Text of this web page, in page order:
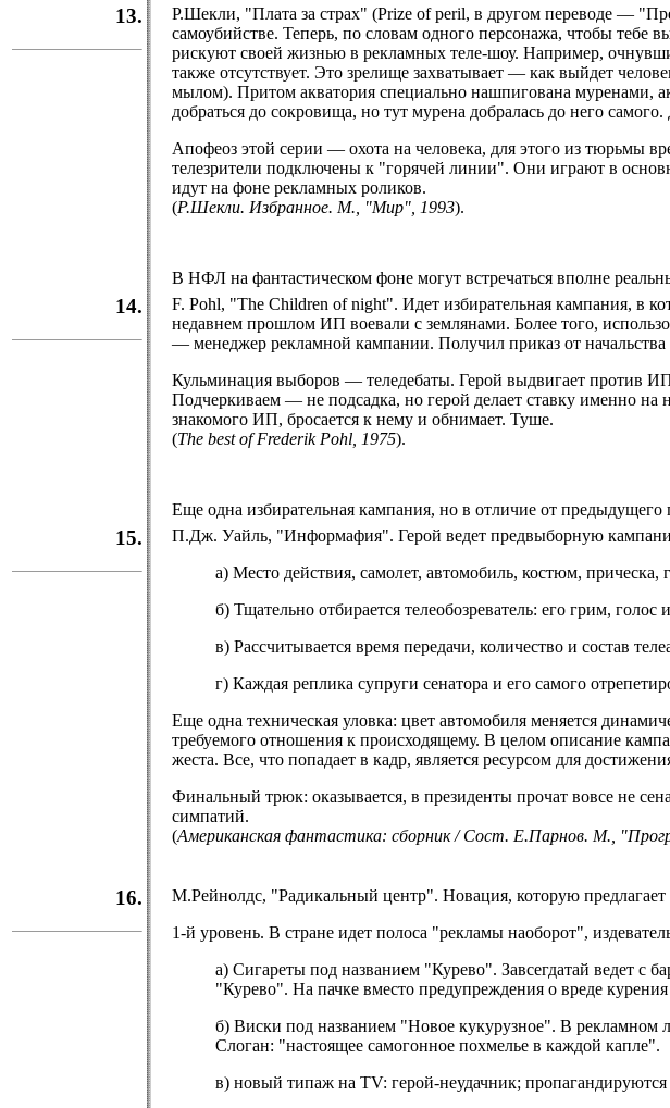
13.
Р.Шекли, "Плата за страх" (Prize of peril, в другом переводе —
самоубийстве. Теперь, по словам одного персонажа, чтобы тебе
рискуют своей жизнью в рекламных теле-шоу. Например,
также отсутствует. Это зрелище захватывает — как выйдет
мылом). Притом акватория специально нашпигована муренами,
добраться до сокровища, но тут мурена добралась до него
Апофеоз этой серии — охота на человека, для этого из тюрьмы
телезрители подключены к "горячей линии". Они играют в
идут на фоне рекламных роликов.
(Р.Шекли. Избранное. М., "Мир", 1993).
В НФЛ на фантастическом фоне могут встречаться вполне
14.
F. Pohl, "The Children of night". Идет избирательная кампания, в
недавнем прошлом ИП воевали с землянами. Более того,
— менеджер рекламной кампании. Получил приказ от
Кульминация выборов — теледебаты. Герой выдвигает против
Подчеркиваем — не подсадка, но герой делает ставку именно на
знакомого ИП, бросается к нему и обнимает. Туше.
(The best of Frederik Pohl, 1975).
Еще одна избирательная кампания, но в отличие от
15.
П.Дж. Уайль, "Информафия". Герой ведет предвыборную
а) Место действия, самолет, автомобиль, костюм,
б) Тщательно отбирается телеобозреватель: его грим,
в) Рассчитывается время передачи, количество и состав
г) Каждая реплика супруги сенатора и его самого
Еще одна техническая уловка: цвет автомобиля меняется
требуемого отношения к происходящему. В целом описание
жеста. Все, что попадает в кадр, является ресурсом для
Финальный трюк: оказывается, в президенты прочат вовсе не
симпатий.
(Американская фантастика: сборник / Сост. Е.Парнов. М.,
16.
М.Рейнолдс, "Радикальный центр". Новация, которую предлагает
1-й уровень. В стране идет полоса "рекламы наоборот",
а) Сигареты под названием "Курево". Завсегдатай ведет
"Курево". На пачке вместо предупреждения о вреде
б) Виски под названием "Новое кукурузное". В рекламном
Слоган: "настоящее самогонное похмелье в каждой капле".
в) новый типаж на TV: герой-неудачник;